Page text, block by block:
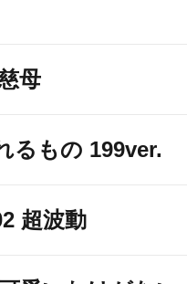
母
るもの 199ver.
超波動